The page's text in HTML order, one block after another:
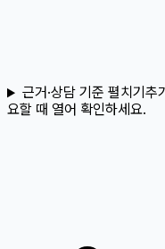
근거·상담 기준 펼치기 추
요할 때 열어 확인하세요.